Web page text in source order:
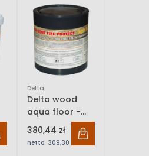
Delta
Delta wood
aqua floor -
Lakier
ogniochronny
do podłóg
380,44 zł
netto: 309,30 zł